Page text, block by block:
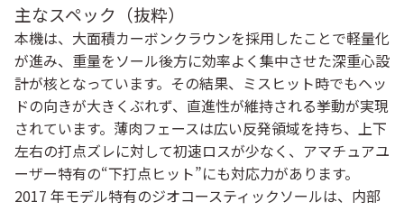
主なスペック（抜粋）
本機は、大面積カーボンクラウンを採用したことで軽量化
が進み、重量をソール後方に効率よく集中させた深重心設
計が核となっています。その結果、ミスヒット時でもヘッ
ドの向きが大きくぶれず、直進性が維持される挙動が実現
されています。薄肉フェースは広い反発領域を持ち、上下
左右の打点ズレに対して初速ロスが少なく、アマチュアユ
ーザー特有の“下打点ヒット”にも対応力があります。
2017 年モデル特有のジオコースティックソールは、内部